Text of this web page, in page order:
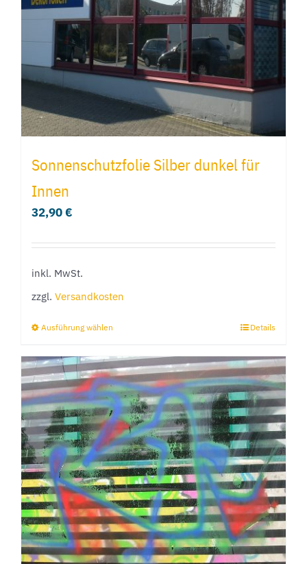
Sonnenschutzfolie Silber dunkel für
Innen
32,90€
inkl. MwSt.
zzgl. Versandkosten
Ausführung wählen
weist
mehrere
Varianten
auf.
Die
Optionen
können
auf
der
Produktseite
Details